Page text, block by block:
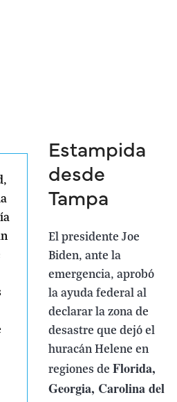
Estampida
desde
Tampa
El presidente Joe
Biden, ante la
emergencia, aprobó
la ayuda federal al
declarar la zona de
desastre que dejó el
huracán Helene en
regiones deFlorida,
Georgia, Carolina del